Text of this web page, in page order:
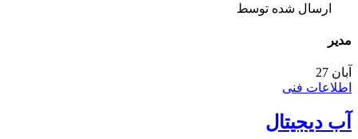
ارسال شده توسط
مدیر
آبان 27
اطلاعات فنی
آب دیجیتال